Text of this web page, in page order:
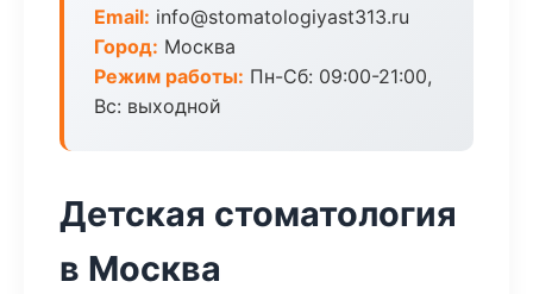
Email: info@stomatologiyast313.ru
Город: Москва
Режим работы: Пн-Сб: 09:00-21:00,
Вс: выходной
Детская стоматология
в Москва